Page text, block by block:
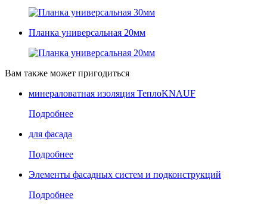
Планка универсальная 20мм
Вам также может пригодиться
минераловатная изоляция ТеплоKNAUF
Подробнее
для фасада
Подробнее
Элементы фасадных систем и подконструкций
Подробнее